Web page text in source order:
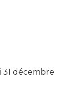
31 décembre